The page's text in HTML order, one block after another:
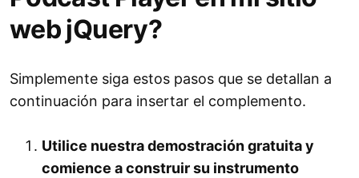
web jQuery?
Simplemente siga estos pasos que se detallan a
continuación para insertar el complemento.
Utilice nuestra demostración gratuita y
comience a construir su instrumento